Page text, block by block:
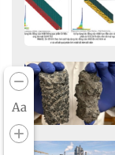
Aa